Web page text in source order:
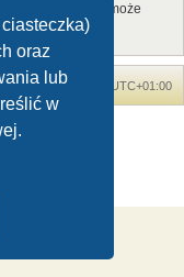
oraz
lub
w
podczas których może
Strefa czasowa UTC+01:00